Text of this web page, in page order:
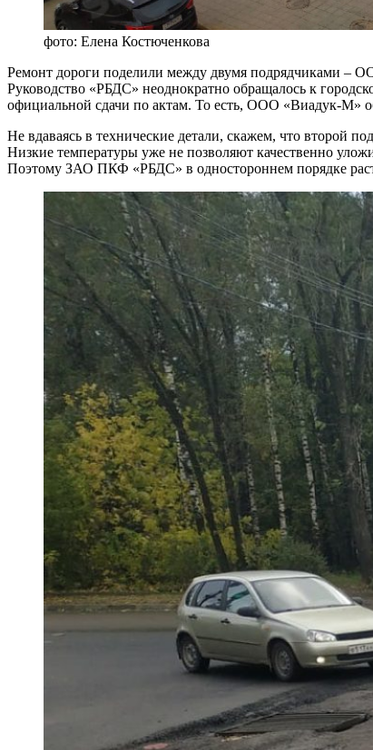
фото: Елена Костюченкова
Ремонт дороги поделили между двумя подрядчиками
Руководство «РБДС» неоднократно обращалось к
официальной сдачи по актам. То есть, ООО «Виадук-М»
Не вдаваясь в технические детали, скажем, что второй
Низкие температуры уже не позволяют качественно
Поэтому ЗАО ПКФ «РБДС» в одностороннем порядке